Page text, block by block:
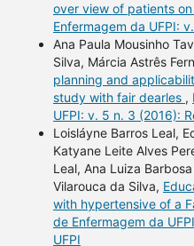
over view of patients
Enfermagem da UFPI:
Ana Paula Mousinho
Silva, Márcia Astrês
planning and
study with fair dearles ,
UFPI: v. 5 n. 3 (2016):
Loisláyne Barros Leal,
Katyane Leite Alves
Leal, Ana Luiza
Vilarouca da Silva,
with hypertensive of a
de Enfermagem da
UFPI